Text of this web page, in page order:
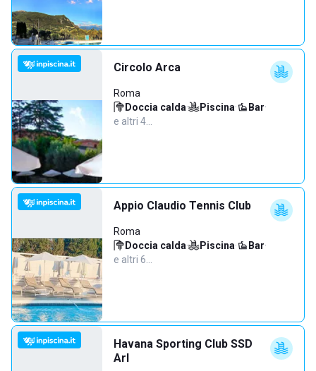
Circolo Arca
Roma
Doccia calda· Piscina· Bar·
e altri 4…
Appio Claudio Tennis Club
Roma
Doccia calda· Piscina· Bar·
e altri 6…
Havana Sporting Club SSD
Arl